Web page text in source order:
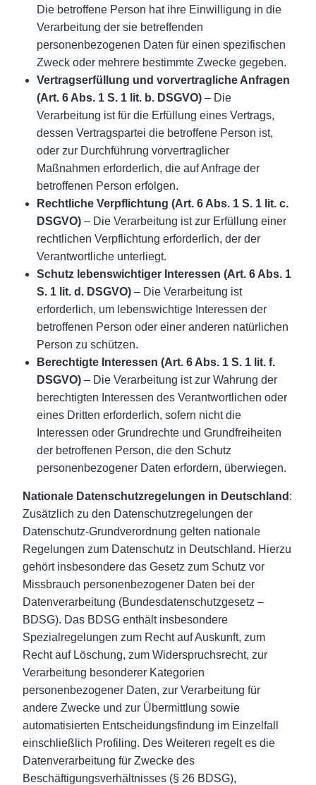
Die betroffene Person hat ihre Einwilligung in die
Verarbeitung der sie betreffenden
personenbezogenen Daten für einen spezifischen
Zweck oder mehrere bestimmte Zwecke gegeben.
Vertragserfüllung und vorvertragliche Anfragen
(Art. 6 Abs. 1 S. 1 lit. b. DSGVO) – Die
Verarbeitung ist für die Erfüllung eines Vertrags,
dessen Vertragspartei die betroffene Person ist,
oder zur Durchführung vorvertraglicher
Maßnahmen erforderlich, die auf Anfrage der
betroffenen Person erfolgen.
Rechtliche Verpflichtung (Art. 6 Abs. 1 S. 1 lit. c.
DSGVO) – Die Verarbeitung ist zur Erfüllung einer
rechtlichen Verpflichtung erforderlich, der der
Verantwortliche unterliegt.
Schutz lebenswichtiger Interessen (Art. 6 Abs. 1
S. 1 lit. d. DSGVO) – Die Verarbeitung ist
erforderlich, um lebenswichtige Interessen der
betroffenen Person oder einer anderen natürlichen
Person zu schützen.
Berechtigte Interessen (Art. 6 Abs. 1 S. 1 lit. f.
DSGVO) – Die Verarbeitung ist zur Wahrung der
berechtigten Interessen des Verantwortlichen oder
eines Dritten erforderlich, sofern nicht die
Interessen oder Grundrechte und Grundfreiheiten
der betroffenen Person, die den Schutz
personenbezogener Daten erfordern, überwiegen.
Nationale Datenschutzregelungen in Deutschland :
Zusätzlich zu den Datenschutzregelungen der
Datenschutz-Grundverordnung gelten nationale
Regelungen zum Datenschutz in Deutschland. Hierzu
gehört insbesondere das Gesetz zum Schutz vor
Missbrauch personenbezogener Daten bei der
Datenverarbeitung (Bundesdatenschutzgesetz –
BDSG). Das BDSG enthält insbesondere
Spezialregelungen zum Recht auf Auskunft, zum
Recht auf Löschung, zum Widerspruchsrecht, zur
Verarbeitung besonderer Kategorien
personenbezogener Daten, zur Verarbeitung für
andere Zwecke und zur Übermittlung sowie
automatisierten Entscheidungsfindung im Einzelfall
einschließlich Profiling. Des Weiteren regelt es die
Datenverarbeitung für Zwecke des
Beschäftigungsverhältnisses (§ 26 BDSG),